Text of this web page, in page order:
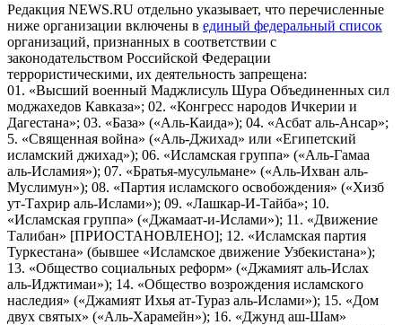
Редакция NEWS.RU отдельно указывает, что перечисленные
ниже организации включены в единый федеральный список
организаций, признанных в соответствии с
законодательством Российской Федерации
террористическими, их деятельность запрещена:
01. «Высший военный Маджлисуль Шура Объединенных сил
моджахедов Кавказа»; 02. «Конгресс народов Ичкерии и
Дагестана»; 03. «База» («Аль-Каида»); 04. «Асбат аль-Ансар»;
5. «Священная война» («Аль-Джихад» или «Египетский
исламский джихад»); 06. «Исламская группа» («Аль-Гамаа
аль-Исламия»); 07. «Братья-мусульмане» («Аль-Ихван аль-
Муслимун»); 08. «Партия исламского освобождения» («Хизб
ут-Тахрир аль-Ислами»); 09. «Лашкар-И-Тайба»; 10.
«Исламская группа» («Джамаат-и-Ислами»); 11. «Движение
Талибан» [ПРИОСТАНОВЛЕНО]; 12. «Исламская партия
Туркестана» (бывшее «Исламское движение Узбекистана»);
13. «Общество социальных реформ» («Джамият аль-Ислах
аль-Иджтимаи»); 14. «Общество возрождения исламского
наследия» («Джамият Ихья ат-Тураз аль-Ислами»); 15. «Дом
двух святых» («Аль-Харамейн»); 16. «Джунд аш-Шам»